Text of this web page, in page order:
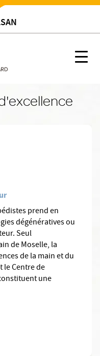
prend en
dégénératives ou
Seul
de Moselle, la
de la main et du
le Centre de
une